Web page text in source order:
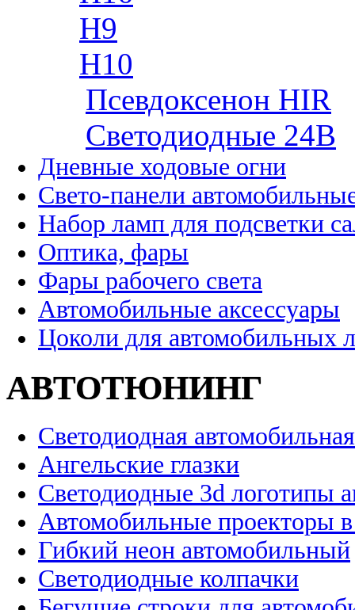
H9
H10
Псевдоксенон HIR
Cветодиодные 24B
Дневные ходовые огни
Свето-панели
Набор ламп для подсветки
Оптика, фары
Фары рабочего света
Автомобильные аксессуары
Цоколи для автомобильных
АВТОТЮНИНГ
Светодиодная
Ангельские глазки
Светодиодные 3d логотипы
Автомобильные проекторы
Гибкий неон автомобильный
Светодиодные колпачки